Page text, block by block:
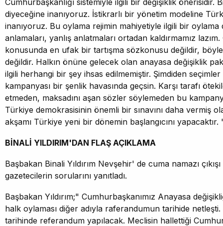
Cumhurbaşkanlığı sistemiyle ilgili bir değişiklik önerisidir.
diyeceğine inanıyoruz. İstikrarlı bir yönetim modeline
inanıyoruz. Bu oylama rejimin mahiyetiyle ilgili bir oylama
anlamaları, yanlış anlatmaları ortadan kaldırmamız
konusunda en ufak bir tartışma sözkonusu değildir,
değildir. Halkın önüne gelecek olan anayasa değişiklik
ilgili herhangi bir şey ihsas edilmemiştir. Şimdiden seçimler
kampanyası bir şenlik havasında geçsin. Karşı tarafı
etmeden, maksadını aşan sözler söylemeden bu
Türkiye demokrasisinin önemli bir sınavını daha vermiş
akşamı Türkiye yeni bir dönemin başlangıcını yapacaktır.
BİNALİ YILDIRIM'DAN FLAŞ AÇIKLAMA
Başbakan Binali Yıldırım Nevşehir' de cuma namazı
gazetecilerin sorularını yanıtladı.
Başbakan Yıldırım;" Cumhurbaşkanımız Anayasa
halk oylaması diğer adıyla raferandumun tarihide
tarihinde referandum yapılacak. Meclisin hallettiği